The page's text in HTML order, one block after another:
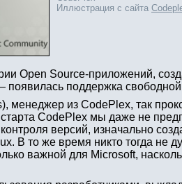
Иллюстрация с сайта
Open Source-приложений,
появилась поддержка
менеджер из CodePlex, так
CodePlex мы даже не
версий, изначально
В то же время никто тогда не
важной для Microsoft,